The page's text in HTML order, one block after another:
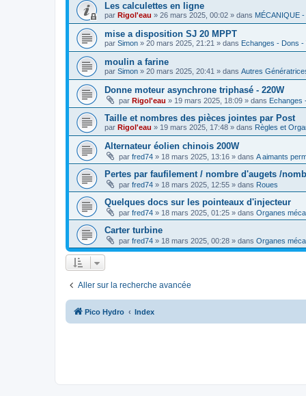
Les calculettes en ligne
par Rigol'eau » 26 mars 2025, 00:02 » dans MÉCANIQUE
mise a disposition SJ 20 MPPT
par Simon » 20 mars 2025, 21:21 » dans Echanges - Dons -
moulin a farine
par Simon » 20 mars 2025, 20:41 » dans Autres
Donne moteur asynchrone triphasé - 220W
par Rigol'eau » 19 mars 2025, 18:09 » dans Echanges
Taille et nombres des pièces jointes par Post
par Rigol'eau » 19 mars 2025, 17:48 » dans Règles et
Alternateur éolien chinois 200W
par fred74 » 18 mars 2025, 13:16 » dans A aimants
Pertes par faufilement / nombre d'augets /
par fred74 » 18 mars 2025, 12:55 » dans Roues
Quelques docs sur les pointeaux d'injecteur
par fred74 » 18 mars 2025, 01:25 » dans Organes
Carter turbine
par fred74 » 18 mars 2025, 00:28 » dans Organes
Aller sur la recherche avancée
Pico Hydro Index